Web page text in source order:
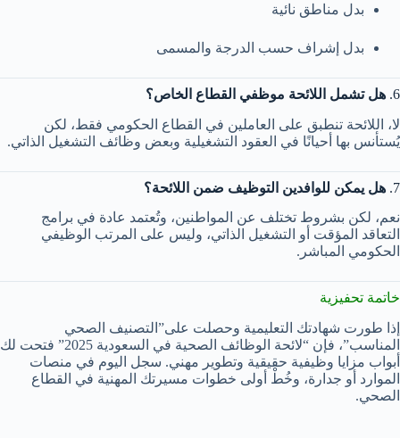
بدل مناطق نائية
بدل إشراف حسب الدرجة والمسمى
6. هل تشمل اللائحة موظفي القطاع الخاص؟
لا، اللائحة تنطبق على العاملين في القطاع الحكومي فقط، لكن
يُستأنس بها أحيانًا في العقود التشغيلية وبعض وظائف التشغيل الذاتي.
7. هل يمكن للوافدين التوظيف ضمن اللائحة؟
نعم، لكن بشروط تختلف عن المواطنين، وتُعتمد عادة في برامج
التعاقد المؤقت أو التشغيل الذاتي، وليس على المرتب الوظيفي
الحكومي المباشر.
خاتمة تحفيزية
إذا طورت شهادتك التعليمية وحصلت على”التصنيف الصحي
المناسب”، فإن “لائحة الوظائف الصحية في السعودية 2025” فتحت لك
أبواب مزايا وظيفية حقيقية وتطوير مهني. سجل اليوم في منصات
الموارد أو جدارة، وخُطْ أولى خطوات مسيرتك المهنية في القطاع
الصحي.